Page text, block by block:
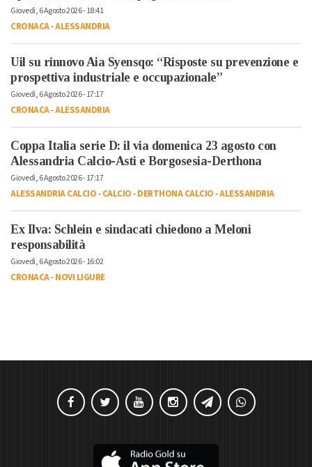
Giovedì, 6 Agosto 2026 - 18:41
CRONACA-ALESSANDRIA
Uil su rinnovo Aia Syensqo: “Risposte su prevenzione e
prospettiva industriale e occupazionale”
Giovedì, 6 Agosto 2026 - 17:17
CRONACA-ALESSANDRIA
Coppa Italia serie D: il via domenica 23 agosto con
Alessandria Calcio-Asti e Borgosesia-Derthona
Giovedì, 6 Agosto 2026 - 17:17
ALESSANDRIA CALCIO-CALCIO-DERTHONA CALCIO-ALESSANDRIA
Ex Ilva: Schlein e sindacati chiedono a Meloni
responsabilità
Giovedì, 6 Agosto 2026 - 16:02
CRONACA-NOVI LIGURE